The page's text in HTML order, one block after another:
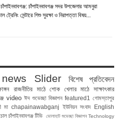
চাঁপাইনবাবগঞ্জ সদর উপজেলার আমনুরা
ট্রেনিং সেন্টারে শিশু সুরক্ষা ও নিরাপত্তা বিষয়...
Slider
বিশেষ প্রতিবেদন
রাজনীতির মাঠে শোক খেলার মাঠে
সাক্ষাৎকার
video ঈদ শুভেচ্ছা বিজ্ঞাপন featured1
গোমস্তাপুর
মা chapainawabganj ইউনিয়ন সংবাদ English
চাঁপাইনবাবগঞ্জ টিভি ভোলাহাট শুভেচ্ছা বিজ্ঞাপন Technology